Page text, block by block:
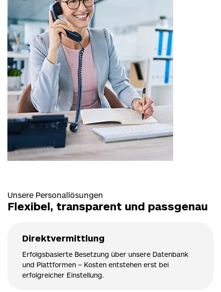
Unsere Personallösungen
Flexibel, transparent und passgenau
Direktvermittlung
Erfolgsbasierte Besetzung über unsere Datenbank
und Plattformen – Kosten entstehen erst bei
erfolgreicher Einstellung.